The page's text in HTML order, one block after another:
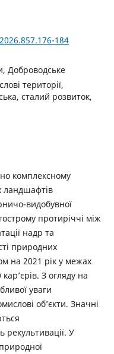
184
Доброводське
території,
сталий розвиток,
комплексному
ландшафтів
видобувної
протиріччі між
надр та
природних
на 2021 рік у межах
З огляду на
уваги
об’єкти. Значні
У